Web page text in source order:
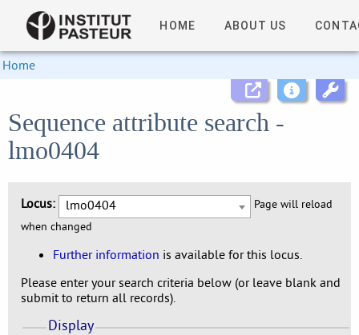
HOME ABOUT US
Home
Sequence attribute search -
lmo0404
Locus: lmo0404
Page will reload
when changed
Further information is available for this locus.
Please enter your search criteria below (or leave blank and
submit to return all records).
Display